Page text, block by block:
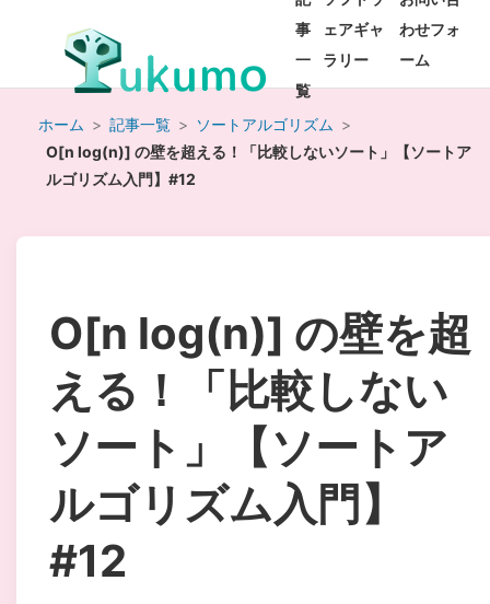
事
一
覧
ェアギャ
ラリー
わせフォ
ーム
ホーム > 記事一覧 > ソートアルゴリズム >
O[n log(n)] の壁を超える！「比較しないソート」【ソートア
ルゴリズム入門】#12
O[n log(n)] の壁を超
える！「比較しない
ソート」【ソートア
ルゴリズム入門】
#12